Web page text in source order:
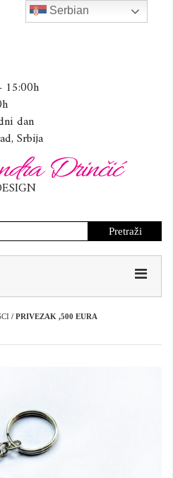
15:00h
dan
Srbija
Drinčić
/ PRIVEZAK ,500 EURA
Serbian